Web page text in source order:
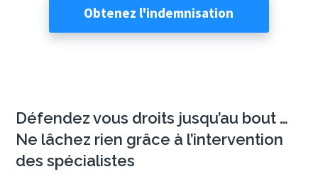
Défendez vous droits jusqu’au bout …
Ne lâchez rien grâce à l’intervention
des spécialistes